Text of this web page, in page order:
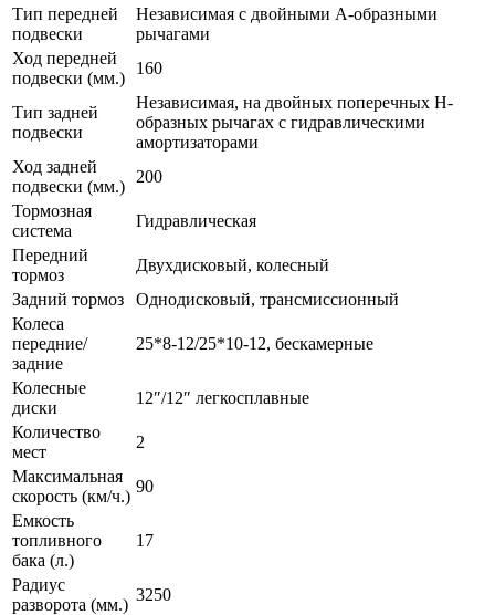
Тип передней
подвески
Независимая с двойными А-образными
рычагами
Ход передней
подвески (мм.)
160
Тип задней
подвески
Независимая, на двойных поперечных Н-
образных рычагах с гидравлическими
амортизаторами
Ход задней
подвески (мм.)
200
Тормозная
система
Гидравлическая
Передний
тормоз
Двухдисковый, колесный
Задний тормоз
Однодисковый, трансмиссионный
Колеса
передние/
задние
25*8-12/25*10-12, бескамерные
Колесные
диски
12″/12″ легкосплавные
Количество
мест
2
Максимальная
скорость (км/ч.)
90
Емкость
топливного
бака (л.)
17
Радиус
разворота (мм.)
3250